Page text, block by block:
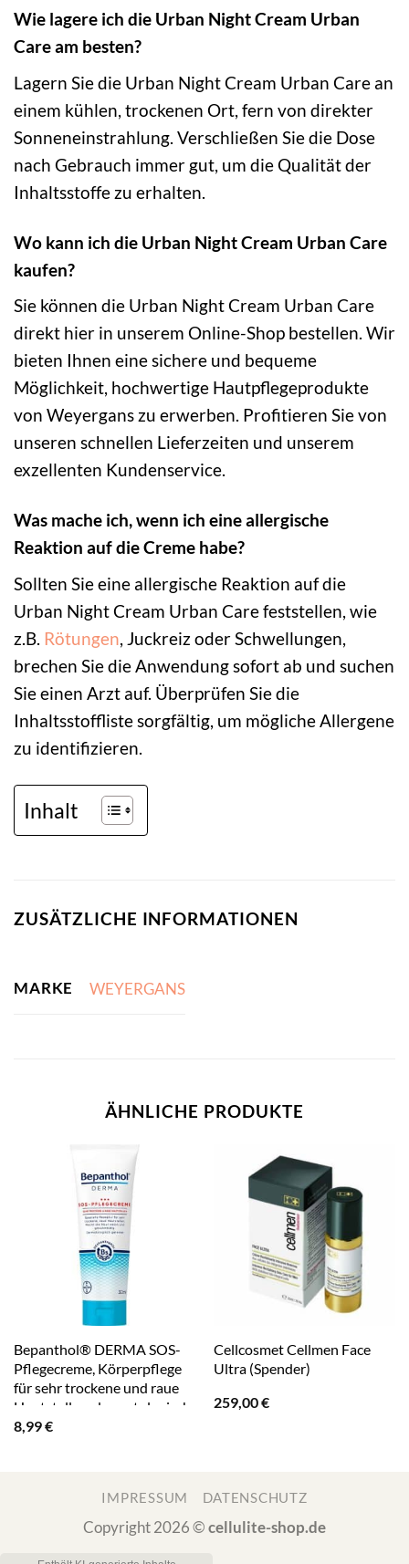
Wie lagere ich die Urban Night Cream Urban
Care am besten?
Lagern Sie die Urban Night Cream Urban Care an
einem kühlen, trockenen Ort, fern von direkter
Sonneneinstrahlung. Verschließen Sie die Dose
nach Gebrauch immer gut, um die Qualität der
Inhaltsstoffe zu erhalten.
Wo kann ich die Urban Night Cream Urban Care
kaufen?
Sie können die Urban Night Cream Urban Care
direkt hier in unserem Online-Shop bestellen. Wir
bieten Ihnen eine sichere und bequeme
Möglichkeit, hochwertige Hautpflegeprodukte
von Weyergans zu erwerben. Profitieren Sie von
unseren schnellen Lieferzeiten und unserem
exzellenten Kundenservice.
Was mache ich, wenn ich eine allergische
Reaktion auf die Creme habe?
Sollten Sie eine allergische Reaktion auf die
Urban Night Cream Urban Care feststellen, wie
z.B. Rötungen, Juckreiz oder Schwellungen,
brechen Sie die Anwendung sofort ab und suchen
Sie einen Arzt auf. Überprüfen Sie die
Inhaltsstoffliste sorgfältig, um mögliche Allergene
zu identifizieren.
Inhalt
ZUSÄTZLICHE INFORMATIONEN
MARKE WEYERGANS
ÄHNLICHE PRODUKTE
Bepanthol® DERMA SOS-
Pflegecreme, Körperpflege
für sehr trockene und raue
Hautstellen, dermatologisch
getestete
8,99€
Cellcosmet Cellmen Face
Ultra (Spender)
259,00€
IMPRESSUM DATENSCHUTZ
Copyright 2026 ©cellulite-shop.de